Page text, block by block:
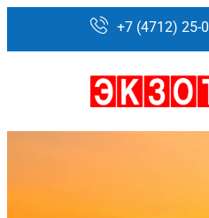
+7 (4712) 25-